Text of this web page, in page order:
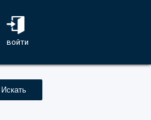
войти
Искать